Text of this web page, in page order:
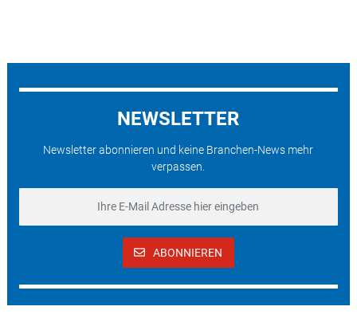
NEWSLETTER
Newsletter abonnieren und keine Branchen-News mehr
verpassen.
ABONNIEREN